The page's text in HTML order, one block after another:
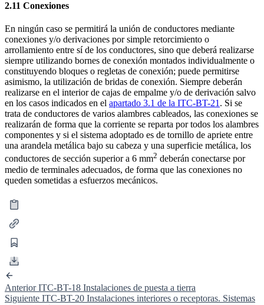
2.11 Conexiones
En ningún caso se permitirá la unión de conductores mediante
conexiones y/o derivaciones por simple retorcimiento o
arrollamiento entre sí de los conductores, sino que deberá realizarse
siempre utilizando bornes de conexión montados individualmente o
constituyendo bloques o regletas de conexión; puede permitirse
asimismo, la utilización de bridas de conexión. Siempre deberán
realizarse en el interior de cajas de empalme y/o de derivación salvo
en los casos indicados en el apartado 3.1 de la ITC-BT-21 . Si se
trata de conductores de varios alambres cableados, las conexiones se
realizarán de forma que la corriente se reparta por todos los alambres
componentes y si el sistema adoptado es de tornillo de apriete entre
una arandela metálica bajo su cabeza y una superficie metálica, los
conductores de sección superior a 6 mm2 deberán conectarse por
medio de terminales adecuados, de forma que las conexiones no
queden sometidas a esfuerzos mecánicos.
Anterior ITC-BT-18 Instalaciones de puesta a tierra
Siguiente ITC-BT-20 Instalaciones interiores o receptoras. Sistemas